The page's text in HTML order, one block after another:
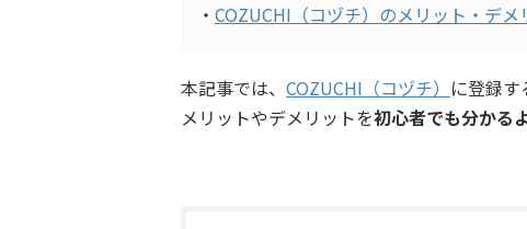
・ COZUCHI（コヅチ）のメリット・デメ
本記事では、 COZUCHI（コヅチ） に登録す
メリットやデメリットを初心者でも分かる